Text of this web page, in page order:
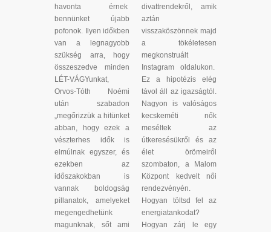
havonta érnek
bennünket újabb
pofonok. Ilyen időkben
van a legnagyobb
szükség arra, hogy
összeszedve minden
LÉT-VÁGYunkat,
Orvos-Tóth Noémi
után szabadon
„megőrizzük a hitünket
abban, hogy ezek a
vészterhes idők is
elmúlnak egyszer, és
ezekben az
időszakokban is
vannak boldogság
pillanatok, amelyeket
megengedhetünk
magunknak, sőt ami
divattrendekről, amik
aztán
visszaköszönnek majd
a tökéletesen
megkonstruált
Instagram oldalukon.
Ez a hipotézis elég
távol áll az igazságtól.
Nagyon is valóságos
kecskeméti nők
meséltek az
útkeresésükről és az
élet örömeiről
szombaton, a Malom
Központ kedvelt női
rendezvényén.
Hogyan töltsd fel az
energiatankodat?
Hogyan zárj le egy